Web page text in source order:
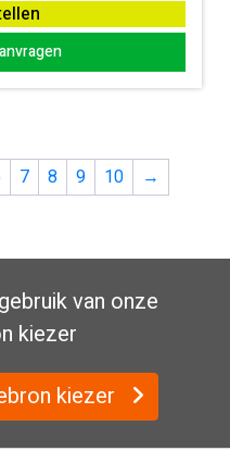
7 8 9 10 →
van onze
kiezer
kiezer